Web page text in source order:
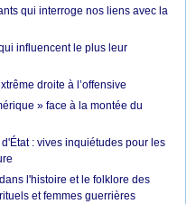
qui interroge nos liens avec la
influencent le plus leur
droite à l’offensive
» face à la montée du
: vives inquiétudes pour les
l'histoire et le folklore des
et femmes guerrières